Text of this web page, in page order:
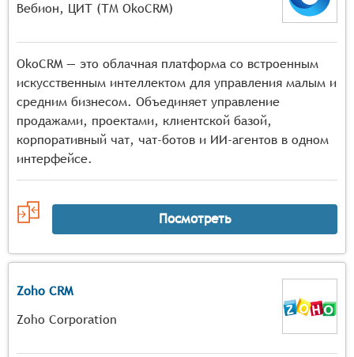
Вебион, ЦИТ (ТМ OkoCRM)
OkoCRM — это облачная платформа со встроенным
искусственным интеллектом для управления малым и
средним бизнесом. Объединяет управление
продажами, проектами, клиентской базой,
корпоративный чат, чат-ботов и ИИ-агентов в одном
интерфейсе.
Посмотреть
Zoho CRM
Zoho Corporation